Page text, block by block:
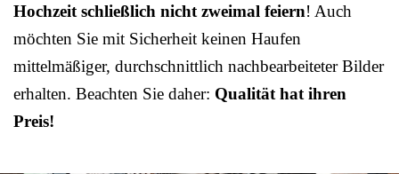
Hochzeit schließlich nicht zweimal feiern! Auch
möchten Sie mit Sicherheit keinen Haufen
mittelmäßiger, durchschnittlich nachbearbeiteter Bilder
erhalten. Beachten Sie daher: Qualität hat ihren
Preis!